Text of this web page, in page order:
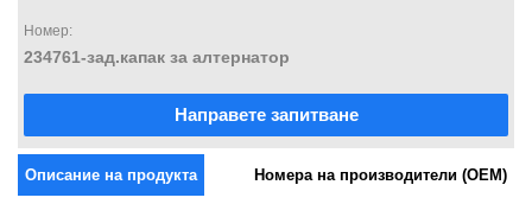
Номер:
234761-зад.капак за алтернатор
Направете запитване
Описание на продукта Номера на производители (OEM)